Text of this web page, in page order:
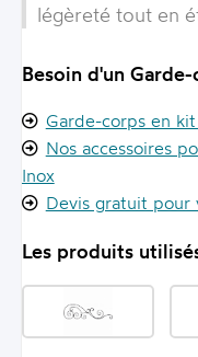
légèreté tout en
Besoin d'un
Garde-corps en
Nos accessoires
Inox
Devis gratuit pour
Les produits